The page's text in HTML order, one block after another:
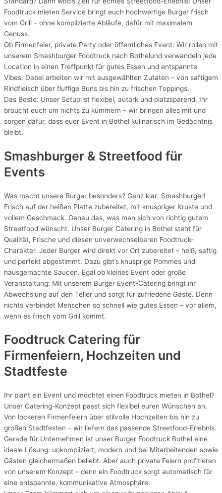
Foodtruck mieten Service bringt euch hochwertige Burger frisch
vom Grill – ohne komplizierte Abläufe, dafür mit maximalem
Genuss.
Ob Firmenfeier, private Party oder öffentliches Event: Wir rollen mit
unserem Smashburger Foodtruck nach Bothelund verwandeln jede
Location in einen Treffpunkt für gutes Essen und entspannte
Vibes. Dabei arbeiten wir mit ausgewählten Zutaten – von saftigem
Rindfleisch über fluffige Buns bis hin zu frischen Toppings.
Das Beste: Unser Setup ist flexibel, autark und platzsparend. Ihr
braucht euch um nichts zu kümmern – wir bringen alles mit und
sorgen dafür, dass euer Event in Bothel kulinarisch im Gedächtnis
bleibt.
Smashburger & Streetfood für
Events
Was macht unsere Burger besonders? Ganz klar: Smashburger!
Frisch auf der heißen Platte zubereitet, mit knuspriger Kruste und
vollem Geschmack. Genau das, was man sich von richtig gutem
Streetfood wünscht. Unser Burger Catering in Bothel steht für
Qualität, Frische und diesen unverwechselbaren Foodtruck-
Charakter. Jeder Burger wird direkt vor Ort zubereitet – heiß, saftig
und perfekt abgestimmt. Dazu gibt’s knusprige Pommes und
hausgemachte Saucen. Egal ob kleines Event oder große
Veranstaltung: Mit unserem Burger Event-Catering bringt ihr
Abwechslung auf den Teller und sorgt für zufriedene Gäste. Denn
nichts verbindet Menschen so schnell wie gutes Essen – vor allem,
wenn es frisch vom Grill kommt.
Foodtruck Catering für
Firmenfeiern, Hochzeiten und
Stadtfeste
Ihr plant ein Event und möchtet einen Foodtruck mieten in Bothel?
Unser Catering-Konzept passt sich flexibel euren Wünschen an.
Von lockeren Firmenfeiern über stilvolle Hochzeiten bis hin zu
großen Stadtfesten – wir liefern das passende Streetfood-Erlebnis.
Gerade für Unternehmen ist unser Burger Foodtruck Bothel eine
ideale Lösung: unkompliziert, modern und bei Mitarbeitenden sowie
Gästen gleichermaßen beliebt. Aber auch private Feiern profitieren
von unserem Konzept – denn ein Foodtruck sorgt automatisch für
eine entspannte, kommunikative Atmosphäre.